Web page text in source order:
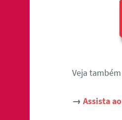
Veja
→Assista